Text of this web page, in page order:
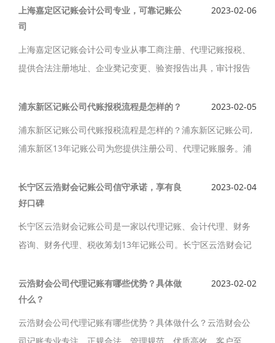
低，上海黄浦区会计记账公司信奉“专业、高效、诚信”的管理理
念。
上海嘉定区记账会计公司专业，可靠记账公
司
2023-02-06
上海嘉定区记账会计公司专业从事工商注册、代理记账报税、
提供合法注册地址、企业凳记变更、验资报告出具，审计报告
服务专业记账公司,拥有一批既熟练掌握会计核算要求。
浦东新区记账公司代账报税流程是怎样的？
2023-02-05
浦东新区记账公司代账报税流程是怎样的？浦东新区记账公司,
浦东新区13年记账公司为您提供注册公司、代理记账服务。浦
秉承“专业、高效、价优、诚信”为您服务！
长宁区云浩财会记账公司信守承诺，享有良
好口碑
2023-02-04
长宁区云浩财会记账公司是一家以代理记账、会计代理、财务
咨询、财务代理、税收筹划13年记账公司。长宁区云浩财会记
司信守承诺，享有良好口碑。
云浩财会公司代理记账有哪些优势？具体做
什么？
2023-02-02
云浩财会公司代理记账有哪些优势？具体做什么？云浩财会公